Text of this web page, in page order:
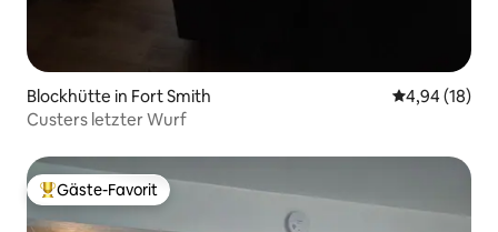
Blockhütte in Fort Smith
4,94 (18)
Custers letzter Wurf
Beliebter Gäste-Favorit.
Gäste-Favorit